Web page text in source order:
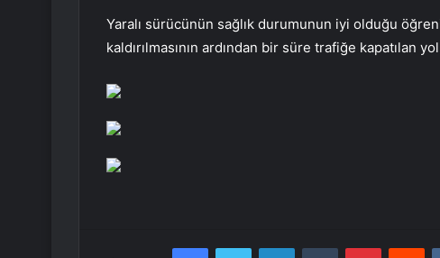
Yaralı sürücünün sağlık durumunun iyi olduğu
kaldırılmasının ardından bir süre trafiğe kapatılan
FacebookTwitter LinkedInTumblr Pinterest